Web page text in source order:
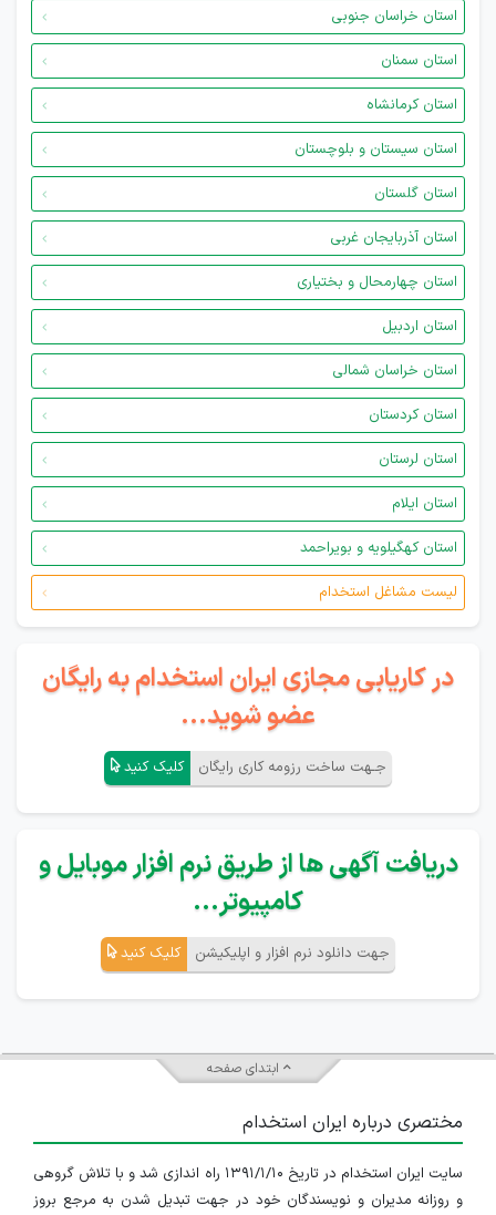
استان خراسان جنوبی
استان سمنان
استان کرمانشاه
استان سیستان و بلوچستان
استان گلستان
استان آذربایجان غربی
استان چهارمحال و بختیاری
استان اردبیل
استان خراسان شمالی
استان کردستان
استان لرستان
استان ایلام
استان کهگیلویه و بویراحمد
لیست مشاغل استخدام
در کاریابی مجازی ایران استخدام به رایگان
عضو شوید...
جـهت ساخت رزومه کاری رایگان کلیک کنید
دریافت آگهی ها از طریق نرم افزار موبایل و
کامپیوتر...
جهت دانلود نرم افزار و اپلیکیشن کلیک کنید
ابتدای صفحه
مختصری درباره ایران استخدام
سایت ایران استخدام در تاریخ ۱۳۹۱/۱/۱۰ راه اندازی شد و با تلاش گروهی
و روزانه مدیران و نویسندگان خود در جهت تبدیل شدن به مرجع بروز